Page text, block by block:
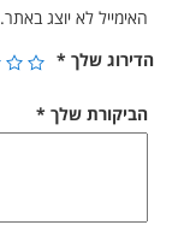
האימייל לא יוצג באתר.
הדירוג שלך *
הביקורת שלך *